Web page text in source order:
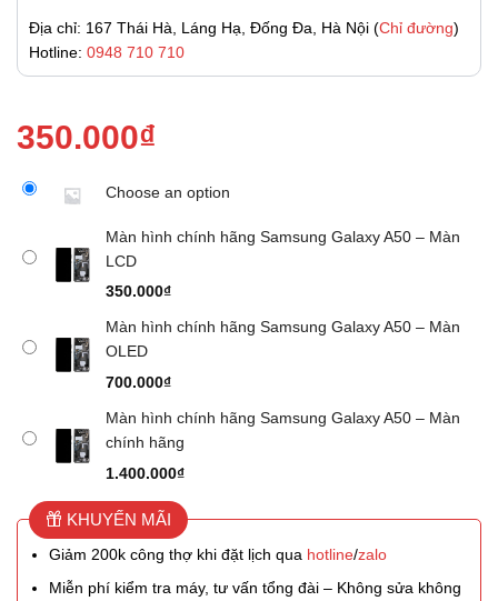
Địa chỉ: 167 Thái Hà, Láng Hạ, Đống Đa, Hà Nội (Chỉ đường)
Hotline: 0948 710 710
350.000₫
Choose an option
Màn hình chính hãng Samsung Galaxy A50 – Màn
LCD
350.000₫
Màn hình chính hãng Samsung Galaxy A50 – Màn
OLED
700.000₫
Màn hình chính hãng Samsung Galaxy A50 – Màn
chính hãng
1.400.000₫
KHUYẾN MÃI
Giảm 200k công thợ khi đặt lịch qua hotline/zalo
Miễn phí kiểm tra máy, tư vấn tổng đài – Không sửa không